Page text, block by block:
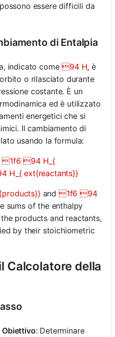
essere difficili da
di Entalpia
indicato come94 H, è
o rilasciato durante
costante. È un
ed è utilizzato
energetici che si
Il cambiamento di
usando la formula:
1f6 94 H_{
H_{ ext{reactants}}
and 1f6 94
sums of the enthalpy
products and reactants,
by their stoichiometric
Calcolatore della
Obiettivo: Determinare